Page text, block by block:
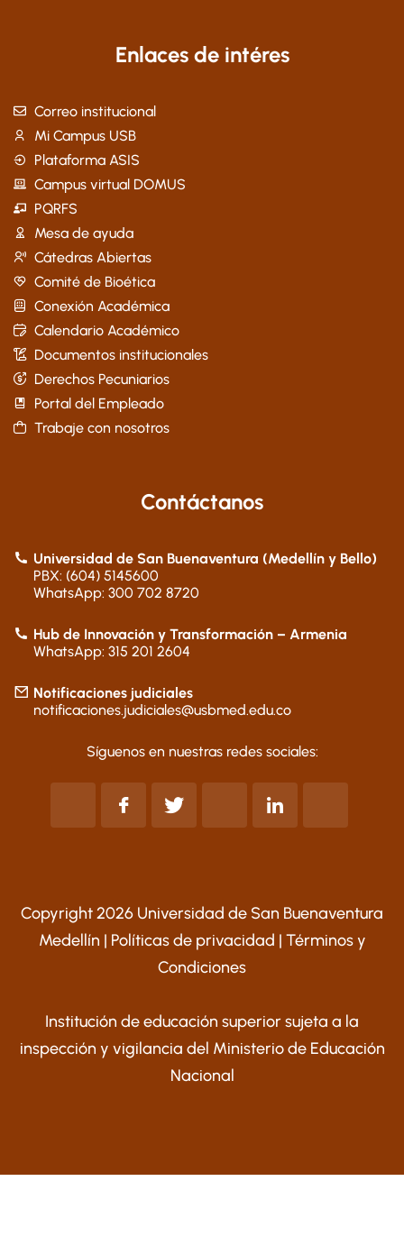
Enlaces de intéres
Correo institucional
Mi Campus USB
Plataforma ASIS
Campus virtual DOMUS
PQRFS
Mesa de ayuda
Cátedras Abiertas
Comité de Bioética
Conexión Académica
Calendario Académico
Documentos institucionales
Derechos Pecuniarios
Portal del Empleado
Trabaje con nosotros
Contáctanos
Universidad de San Buenaventura (Medellín y Bello)
PBX: (604) 5145600
WhatsApp: 300 702 8720
Hub de Innovación y Transformación – Armenia
WhatsApp: 315 201 2604
Notificaciones judiciales
notificaciones.judiciales@usbmed.edu.co
Síguenos en nuestras redes sociales:
Copyright 2026 Universidad de San Buenaventura
Medellín | Políticas de privacidad | Términos y
Condiciones
Institución de educación superior sujeta a la
inspección y vigilancia del Ministerio de Educación
Nacional